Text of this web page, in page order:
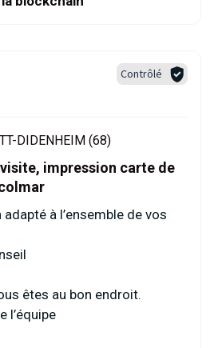
Contrôlé
DIDENHEIM (68)
impression carte de
à l’ensemble de vos
êtes au bon endroit.
l’équipe